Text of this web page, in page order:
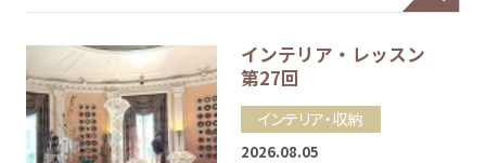
インテリア・レッスン
第27回
インテリア・収納
2026.08.05